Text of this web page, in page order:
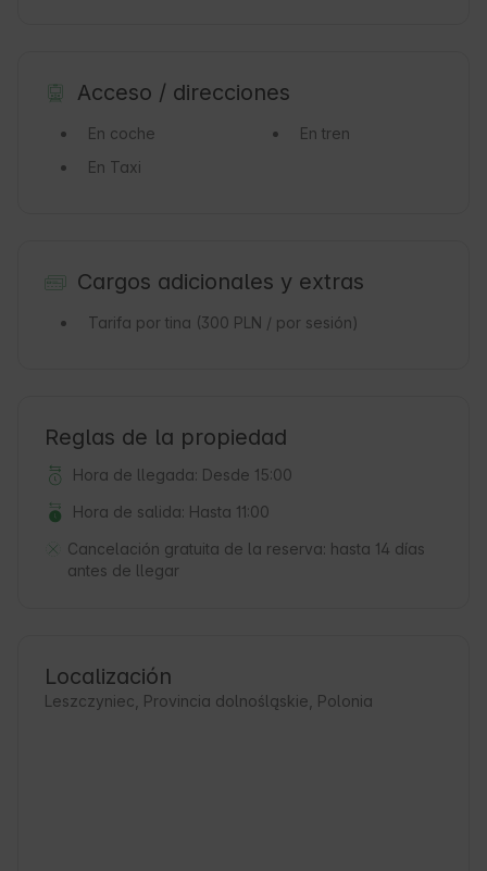
Acceso / direcciones
En coche
En tren
En Taxi
Cargos adicionales y extras
Tarifa por tina (300 PLN / por sesión)
Reglas de la propiedad
Hora de llegada: Desde 15:00
Hora de salida: Hasta 11:00
Cancelación gratuita de la reserva: hasta 14 días
antes de llegar
Localización
Leszczyniec, Provincia dolnośląskie, Polonia